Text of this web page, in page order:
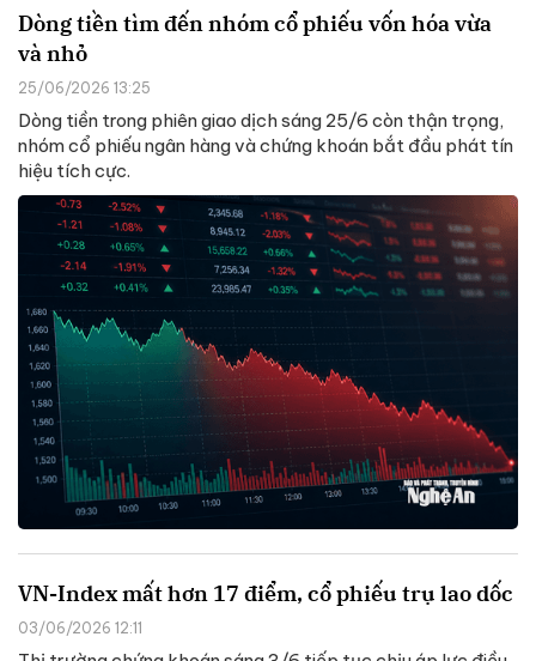
Dòng tiền tìm đến nhóm cổ phiếu vốn hóa vừa
và nhỏ
25/06/2026 13:25
Dòng tiền trong phiên giao dịch sáng 25/6 còn thận trọng,
nhóm cổ phiếu ngân hàng và chứng khoán bắt đầu phát tín
hiệu tích cực.
VN-Index mất hơn 17 điểm, cổ phiếu trụ lao dốc
03/06/2026 12:11